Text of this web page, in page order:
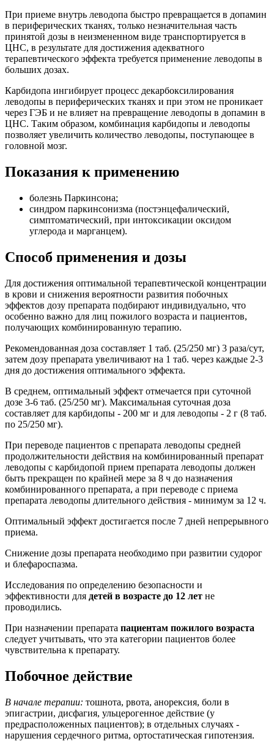
При приеме внутрь леводопа быстро превращается в допамин
в периферических тканях, только незначительная часть
принятой дозы в неизмененном виде транспортируется в
ЦНС, в результате для достижения адекватного
терапевтического эффекта требуется применение леводопы в
больших дозах.
Карбидопа ингибирует процесс декарбоксилирования
леводопы в периферических тканях и при этом не проникает
через ГЭБ и не влияет на превращение леводопы в допамин в
ЦНС. Таким образом, комбинация карбидопы и леводопы
позволяет увеличить количество леводопы, поступающее в
головной мозг.
Показания к применению
болезнь Паркинсона;
синдром паркинсонизма (постэнцефалический,
симптоматический, при интоксикации оксидом
углерода и марганцем).
Способ применения и дозы
Для достижения оптимальной терапевтической концентрации
в крови и снижения вероятности развития побочных
эффектов дозу препарата подбирают индивидуально, что
особенно важно для лиц пожилого возраста и пациентов,
получающих комбинированную терапию.
Рекомендованная доза составляет 1 таб. (25/250 мг) 3 раза/сут,
затем дозу препарата увеличивают на 1 таб. через каждые 2-3
дня до достижения оптимального эффекта.
В среднем, оптимальный эффект отмечается при суточной
дозе 3-6 таб. (25/250 мг). Максимальная суточная доза
составляет для карбидопы - 200 мг и для леводопы - 2 г (8 таб.
по 25/250 мг).
При переводе пациентов с препарата леводопы средней
продолжительности действия на комбинированный препарат
леводопы с карбидопой прием препарата леводопы должен
быть прекращен по крайней мере за 8 ч до назначения
комбинированного препарата, а при переводе с приема
препарата леводопы длительного действия - минимум за 12 ч.
Оптимальный эффект достигается после 7 дней непрерывного
приема.
Снижение дозы препарата необходимо при развитии судорог
и блефароспазма.
Исследования по определению безопасности и
эффективности для детей в возрасте до 12 лет не
проводились.
При назначении препарата пациентам пожилого возраста
следует учитывать, что эта категории пациентов более
чувствительна к препарату.
Побочное действие
В начале терапии: тошнота, рвота, анорексия, боли в
эпигастрии, дисфагия, ульцерогенное действие (у
предрасположенных пациентов); в отдельных случаях -
нарушения сердечного ритма, ортостатическая гипотензия.